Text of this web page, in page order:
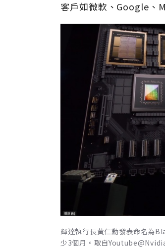
客戶如微軟、Google、
輝達執行長黃仁勳發表命名為
少3個月。取自